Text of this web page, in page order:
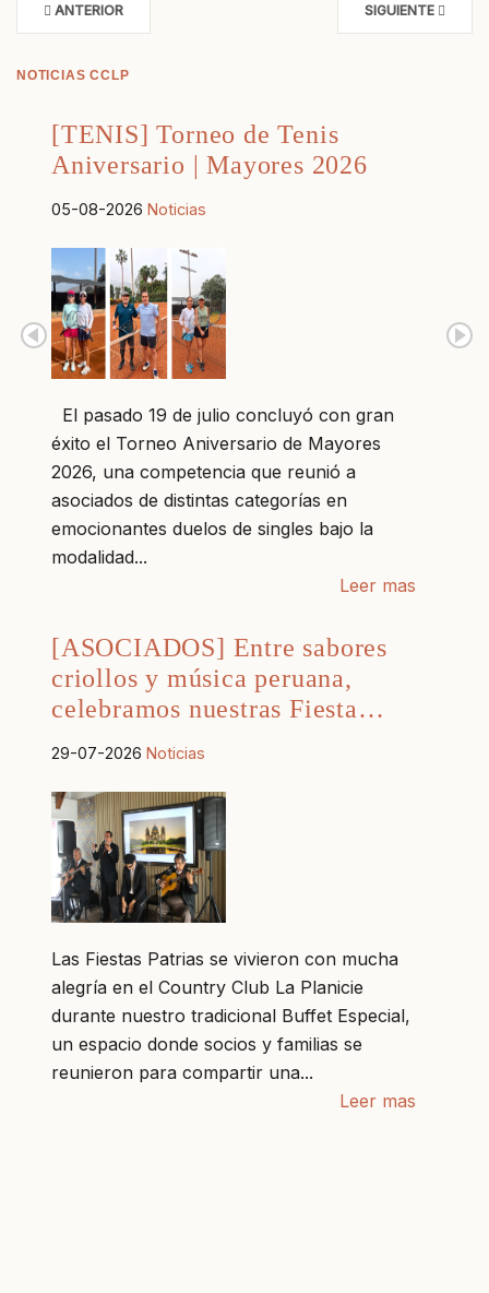
ANTERIOR SIGUIENTE
NOTICIAS CCLP
[TENIS] Torneo de Tenis
Aniversario | Mayores 2026
05-08-2026 Noticias
El pasado 19 de julio concluyó con gran
éxito el Torneo Aniversario de Mayores
2026, una competencia que reunió a
asociados de distintas categorías en
emocionantes duelos de singles bajo la
modalidad...
Leer mas
[ASOCIADOS] Entre sabores
criollos y música peruana,
celebramos nuestras Fiesta…
29-07-2026 Noticias
Las Fiestas Patrias se vivieron con mucha
alegría en el Country Club La Planicie
durante nuestro tradicional Buffet Especial,
un espacio donde socios y familias se
reunieron para compartir una...
Leer mas